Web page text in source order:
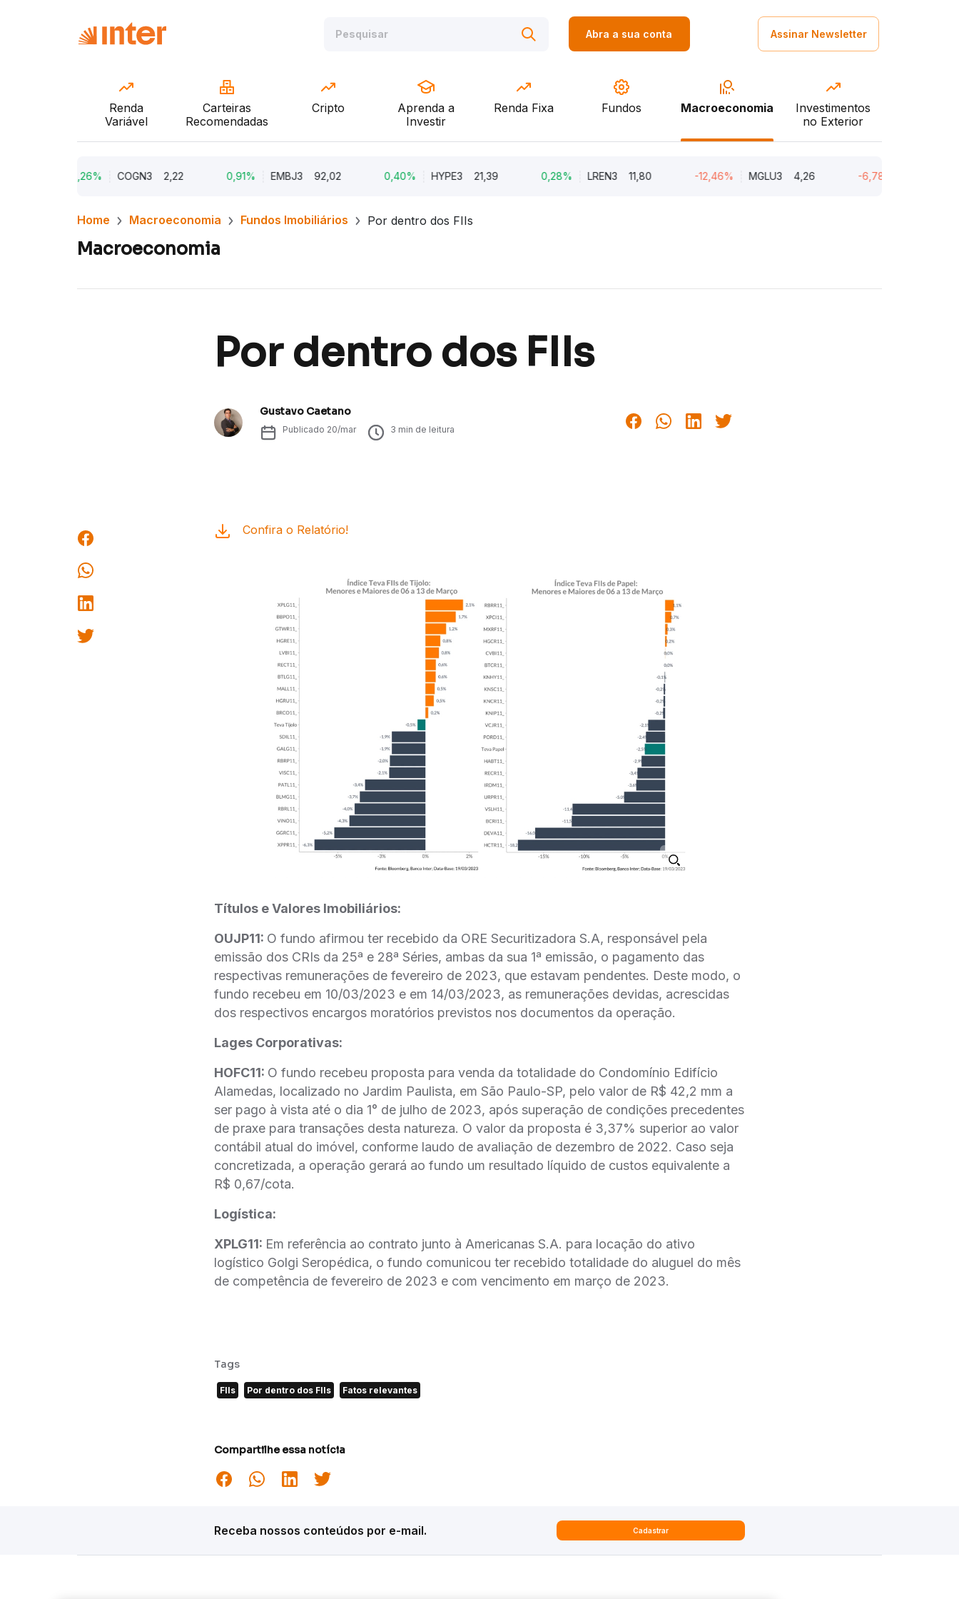
Abra a sua conta Assinar Newsletter
Renda
Variável
Carteiras
Recomendadas
Cripto
Aprenda a
Investir
Renda Fixa Fundos Macroeconomia
Investimentos
no Exterior
9,26% COGN3 2,22 0,91% EMBJ3 92,02 0,40% HYPE3 21,39 0,28% LREN3 11,80 -12,46% MGLU3 4,26 -6,78%
Home Macroeconomia Fundos Imobiliários Por dentro dos FIIs
Macroeconomia
Por dentro dos FIIs
Gustavo Caetano
Publicado 20/mar 3 min de leitura
Confira o Relatório!
Títulos e Valores Imobiliários:
OUJP11: O fundo afirmou ter recebido da ORE Securitizadora S.A, responsável pela
emissão dos CRIs da 25ª e 28ª Séries, ambas da sua 1ª emissão, o pagamento das
respectivas remunerações de fevereiro de 2023, que estavam pendentes. Deste modo, o
fundo recebeu em 10/03/2023 e em 14/03/2023, as remunerações devidas, acrescidas
dos respectivos encargos moratórios previstos nos documentos da operação.
Lages Corporativas:
HOFC11: O fundo recebeu proposta para venda da totalidade do Condomínio Edifício
Alamedas, localizado no Jardim Paulista, em São Paulo-SP, pelo valor de R$ 42,2 mm a
ser pago à vista até o dia 1° de julho de 2023, após superação de condições precedentes
de praxe para transações desta natureza. O valor da proposta é 3,37% superior ao valor
contábil atual do imóvel, conforme laudo de avaliação de dezembro de 2022. Caso seja
concretizada, a operação gerará ao fundo um resultado líquido de custos equivalente a
R$ 0,67/cota.
Logística:
XPLG11: Em referência ao contrato junto à Americanas S.A. para locação do ativo
logístico Golgi Seropédica, o fundo comunicou ter recebido totalidade do aluguel do mês
de competência de fevereiro de 2023 e com vencimento em março de 2023.
Tags
FIIs Por dentro dos FIIs Fatos relevantes
Compartilhe essa notícia
Receba nossos conteúdos por e-mail. Cadastrar